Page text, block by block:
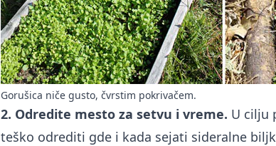
Gorušica niče gusto, čvrstim pokrivačem.
2. Odredite mesto za setvu i vreme. U cilju
teško odrediti gde i kada sejati sideralne